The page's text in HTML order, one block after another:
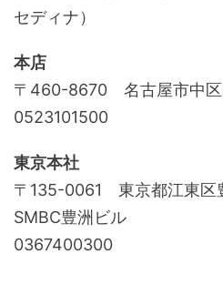
セディナ）
本店
〒460-8670 名古屋市中区
0523101500
東京本社
〒135-0061 東京都江東区
SMBC豊洲ビル
0367400300